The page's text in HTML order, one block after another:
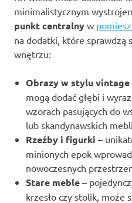
minimalistycznym
punkt centralny w
na dodatki, które sprawdzą
wnętrzu:
Obrazy w stylu vintage
mogą dodać głębi i
wzorach pasujących do
lub skandynawskich mebli.
Rzeźby i figurki –
minionych epok
nowoczesnych
Stare meble –
krzesło czy stolik, może